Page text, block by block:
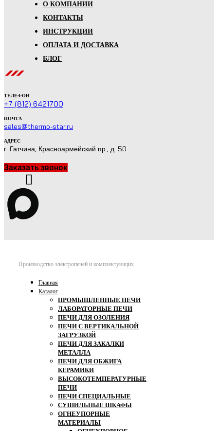
О КОМПАНИИ
КОНТАКТЫ
ИНСТРУКЦИИ
ОПЛАТА И ДОСТАВКА
БЛОГ
ТЕЛЕФОН
+7 (812) 6421700
ПОЧТА
sales@thermo-star.ru
АДРЕС
г. Гатчина, Красноармейский пр., д. 50
Заказать звонок
Производство электропечей и комплектующих
Главная
Каталог
ПРОМЫШЛЕННЫЕ ПЕЧИ
ЛАБОРАТОРНЫЕ ПЕЧИ
ПЕЧИ ДЛЯ ОЗОЛЕНИЯ
ПЕЧИ С ВЕРТИКАЛЬНОЙ
ЗАГРУЗКОЙ
ПЕЧИ ДЛЯ ЗАКАЛКИ
МЕТАЛЛА
ПЕЧИ ДЛЯ ОБЖИГА
КЕРАМИКИ
ВЫСОКОТЕМПЕРАТУРНЫЕ
ПЕЧИ
ПЕЧИ СПЕЦИАЛЬНЫЕ
СУШИЛЬНЫЕ ШКАФЫ
ОГНЕУПОРНЫЕ
МАТЕРИАЛЫ